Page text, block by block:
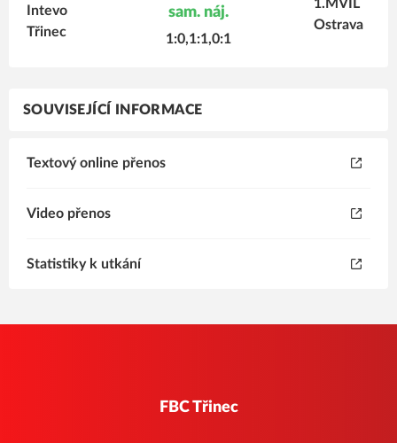
sam. náj.
1:0,1:1,0:1
SOUVISEJÍCÍ INFORMACE
Textový online přenos
Video přenos
Statistiky k utkání
FBC Třinec